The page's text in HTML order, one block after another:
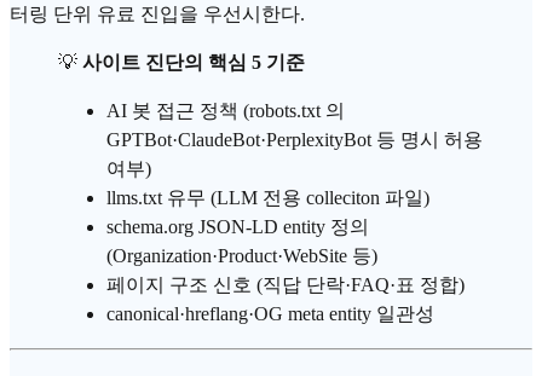
터링 단위 유료 진입을 우선시한다.
💡 사이트 진단의 핵심 5 기준
AI 봇 접근 정책 (robots.txt 의
GPTBot·ClaudeBot·PerplexityBot 등 명시 허용
여부)
llms.txt 유무 (LLM 전용 colleciton 파일)
schema.org JSON-LD entity 정의
(Organization·Product·WebSite 등)
페이지 구조 신호 (직답 단락·FAQ·표 정합)
canonical·hreflang·OG meta entity 일관성